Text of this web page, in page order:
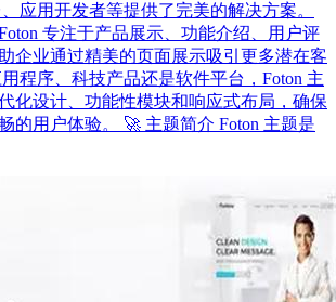
应用开发者等提供了完美的解决方案。
专注于产品展示、功能介绍、用户评
企业通过精美的页面展示吸引更多潜在客
程序、科技产品还是软件平台，Foton 主
化设计、功能性模块和响应式布局，确保
的用户体验。 🚀 主题简介 Foton 主题是